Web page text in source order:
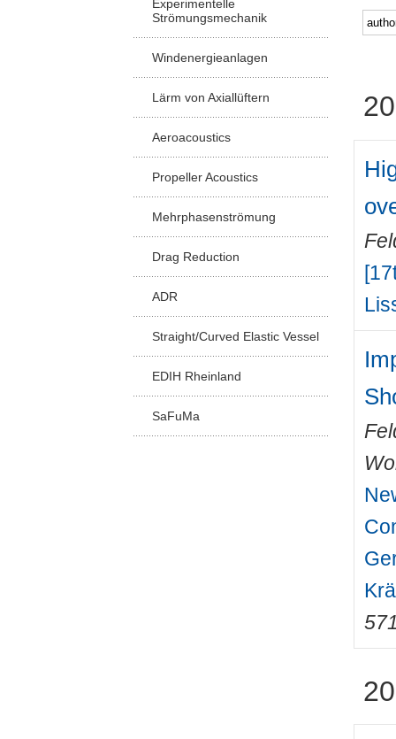
Experimentelle
Strömungsmechanik
Windenergieanlagen
Lärm von Axiallüftern
Aeroacoustics
Propeller Acoustics
Mehrphasenströmung
Drag Reduction
ADR
Straight/Curved Elastic Vessel
EDIH Rheinland
SaFuMa